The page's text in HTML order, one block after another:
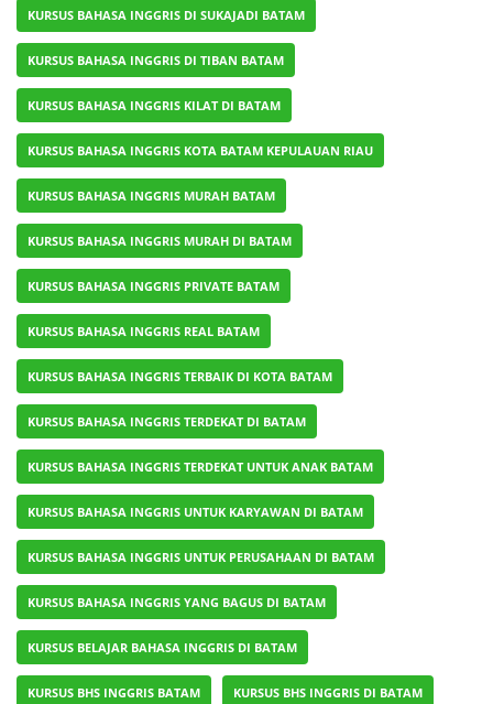
KURSUS BAHASA INGGRIS DI SUKAJADI BATAM
KURSUS BAHASA INGGRIS DI TIBAN BATAM
KURSUS BAHASA INGGRIS KILAT DI BATAM
KURSUS BAHASA INGGRIS KOTA BATAM KEPULAUAN RIAU
KURSUS BAHASA INGGRIS MURAH BATAM
KURSUS BAHASA INGGRIS MURAH DI BATAM
KURSUS BAHASA INGGRIS PRIVATE BATAM
KURSUS BAHASA INGGRIS REAL BATAM
KURSUS BAHASA INGGRIS TERBAIK DI KOTA BATAM
KURSUS BAHASA INGGRIS TERDEKAT DI BATAM
KURSUS BAHASA INGGRIS TERDEKAT UNTUK ANAK BATAM
KURSUS BAHASA INGGRIS UNTUK KARYAWAN DI BATAM
KURSUS BAHASA INGGRIS UNTUK PERUSAHAAN DI BATAM
KURSUS BAHASA INGGRIS YANG BAGUS DI BATAM
KURSUS BELAJAR BAHASA INGGRIS DI BATAM
KURSUS BHS INGGRIS BATAM KURSUS BHS INGGRIS DI BATAM